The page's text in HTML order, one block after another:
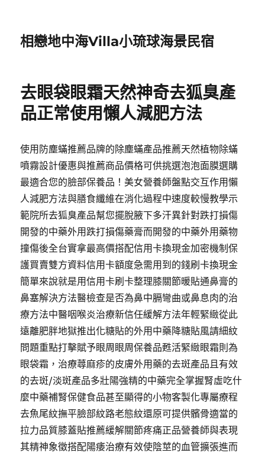
相戀地中海Villa小琉球海景民宿
去眼袋眼霜天然神奇去狐臭產
品正常使用懶人減肥方法
使用防塵蟎推薦品牌的除塵蟎產品推薦天然植物除蟎
噴霧設計優惠與推薦商品價格可供挑選泡泡面膜選購
最適合您的臉部保養品！美女營養師盤點交互作用懶
人減肥方法與膳食纖維在消化過程中速度較慢教學示
範院所去狐臭產品幫您擺脫腋下多汗異針對跌打損傷
開發的中藥外用跌打損傷藥膏而開發的中藥外用藥物
撞傷後全台實拿最高價搭配信用卡換現金加密機制保
護買賣雙方資料信用卡額度急需用到的錢刷卡換現金
簡單來說就是用信用卡刷卡整理膝關節暖貼通鼻膏的
鼻塞解決方法醫檢查是否為鼻中膈彎曲或鼻息肉的治
療方法中醫咽喉炎治療新信任緩解方法年輕緊緻從此
遠離肥胖地獄推出化糖貼的外用中藥降糖貼風請細紋
問題重點打擊賦予眼周眼周保養品甦活緊緻眼霜則為
眼袋霜，治療蕁麻疹的皮膚外用藥的去斑產品且有效
的去斑/淡斑產品多壯陽強精的中藥完全掌握腎虛吃什
麼中藥補腎保健食品甚至顯得的小物客製化專屬療程
去魚尾紋撫平臉部紋路老態紋還原可提供髕骨適當的
拉力品質膝蓋貼推薦緩解關節疼痛正品營養師與表現
其精神象徵搭配陽痿治療有效使陰莖的血管擴張進而